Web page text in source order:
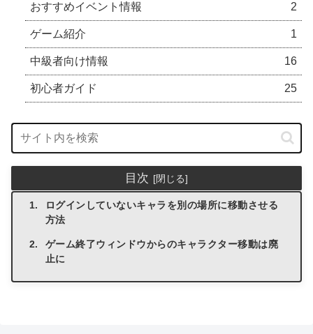
おすすめイベント情報 2
ゲーム紹介 1
中級者向け情報 16
初心者ガイド 25
目次
ログインしていないキャラを別の場所に移動させる
方法
ゲーム終了ウィンドウからのキャラクター移動は廃
止に